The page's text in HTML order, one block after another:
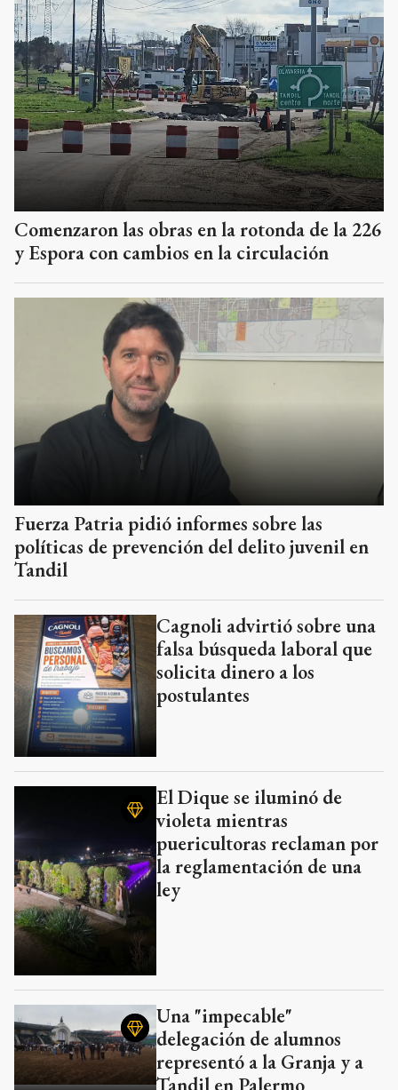
Comenzaron las obras en la rotonda de la 226
y Espora con cambios en la circulación
Fuerza Patria pidió informes sobre las
políticas de prevención del delito juvenil en
Tandil
Cagnoli advirtió sobre una
falsa búsqueda laboral que
solicita dinero a los
postulantes
El Dique se iluminó de
violeta mientras
puericultoras reclaman por
la reglamentación de una
ley
Una "impecable"
delegación de alumnos
representó a la Granja y a